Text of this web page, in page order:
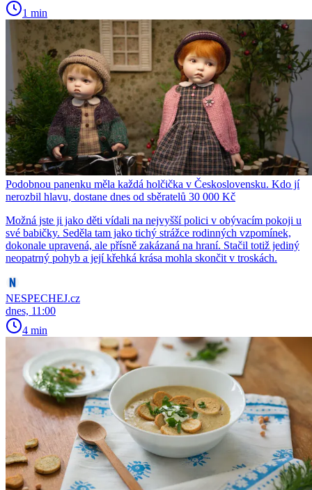
1 min
Podobnou panenku měla každá holčička v Československu. Kdo jí
nerozbil hlavu, dostane dnes od sběratelů 30 000 Kč
Možná jste ji jako děti vídali na nejvyšší polici v obývacím pokoji u
své babičky. Seděla tam jako tichý strážce rodinných vzpomínek,
dokonale upravená, ale přísně zakázaná na hraní. Stačil totiž jediný
neopatrný pohyb a její křehká krása mohla skončit v troskách.
NESPECHEJ.cz
dnes, 11:00
4 min